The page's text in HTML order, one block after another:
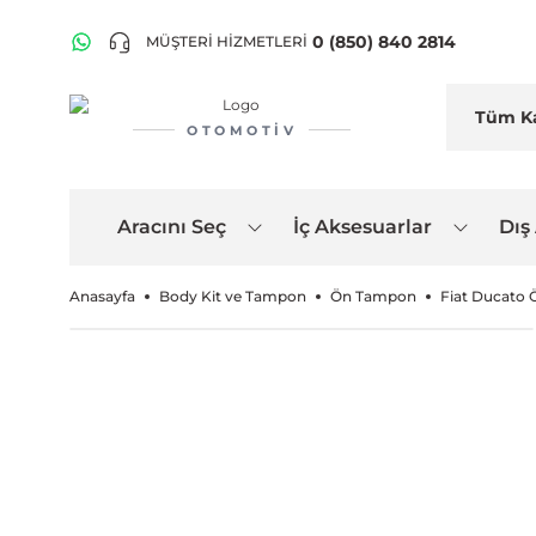
MÜŞTERİ HİZMETLERİ 0 (850) 840 2814
OTOMOTIV
Aracını Seç İç Aksesuarlar
Anasayfa Body Kit ve Tampon Ön Tampon Fiat Ducato